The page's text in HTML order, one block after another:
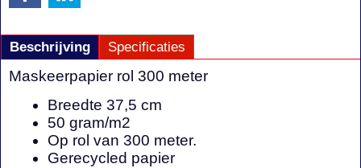
Beschrijving Specificaties
Maskeerpapier rol 300 meter
Breedte 37,5 cm
50 gram/m2
Op rol van 300 meter.
Gerecycled papier